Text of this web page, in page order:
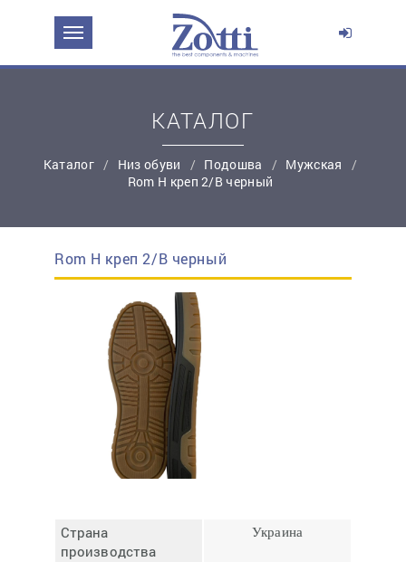
КАТАЛОГ
Каталог Низ обуви Подошва
Мужская
Rom Н креп 2/В черный
Rom Н креп 2/В черный
Страна
производства
Украина
ЗАДАТЬ ВОПРОС О ПРОДУКТЕ
Эл. почта: *
Контактный телефон:*